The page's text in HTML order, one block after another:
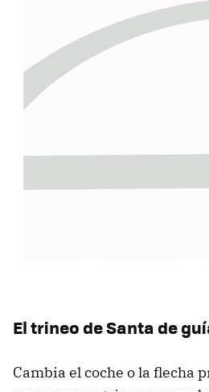
El trineo de Santa de
Cambia el coche o la flecha